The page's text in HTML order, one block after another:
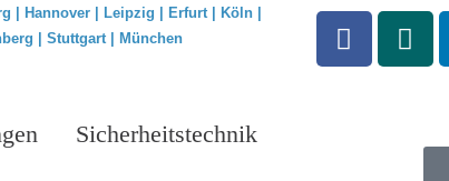
| Hannover | Leipzig | Erfurt | Köln |
| Stuttgart | München
Sicherheitstechnik